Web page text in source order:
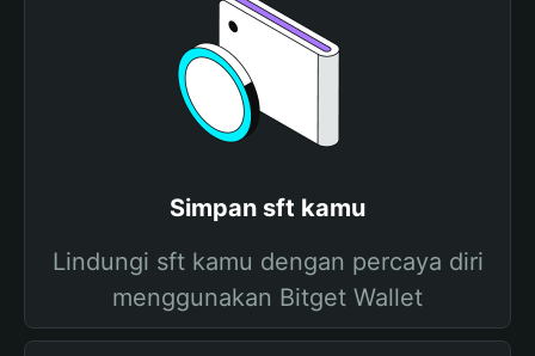
Simpan sft kamu
Lindungi sft kamu dengan percaya diri
menggunakan Bitget Wallet